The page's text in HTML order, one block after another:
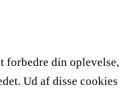
forbedre din oplevelse,
Ud af disse cookies